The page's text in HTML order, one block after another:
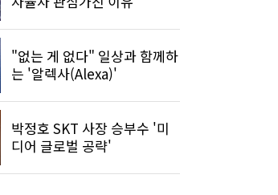
"없는 게 없다" 일상과 함께하
는 '알렉사(Alexa)'
박정호 SKT 사장 승부수 '미
디어 글로벌 공략'